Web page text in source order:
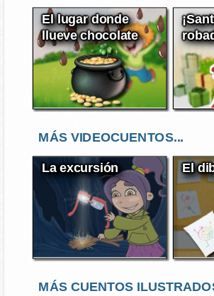
El lugar donde
llueve chocolate
MÁS VIDEOCUENTOS...
La excursión El
MÁS CUENTOS